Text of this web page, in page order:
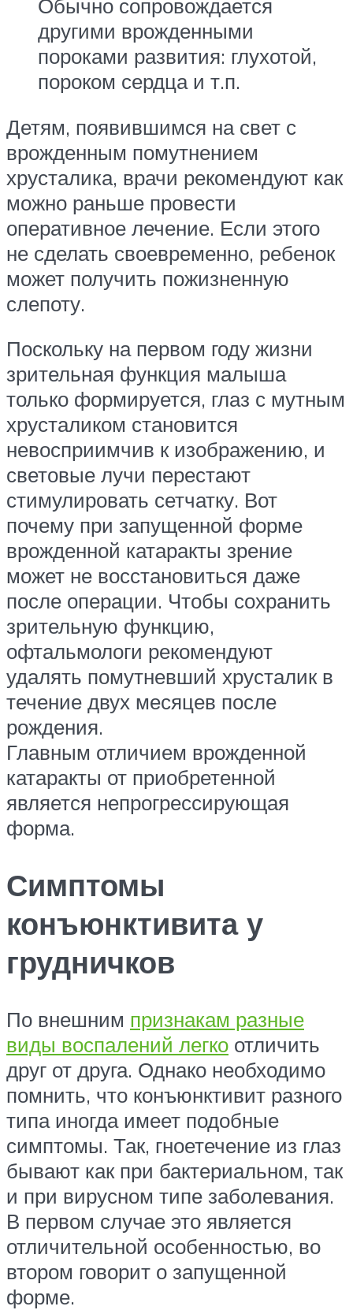
Обычно сопровождается
другими врожденными
пороками развития: глухотой,
пороком сердца и т.п.
Детям, появившимся на свет с
врожденным помутнением
хрусталика, врачи рекомендуют как
можно раньше провести
оперативное лечение. Если этого
не сделать своевременно, ребенок
может получить пожизненную
слепоту.
Поскольку на первом году жизни
зрительная функция малыша
только формируется, глаз с мутным
хрусталиком становится
невосприимчив к изображению, и
световые лучи перестают
стимулировать сетчатку. Вот
почему при запущенной форме
врожденной катаракты зрение
может не восстановиться даже
после операции. Чтобы сохранить
зрительную функцию,
офтальмологи рекомендуют
удалять помутневший хрусталик в
течение двух месяцев после
рождения.
Главным отличием врожденной
катаракты от приобретенной
является непрогрессирующая
форма.
Симптомы
конъюнктивита у
грудничков
По внешним признакам разные
виды воспалений легко отличить
друг от друга. Однако необходимо
помнить, что конъюнктивит разного
типа иногда имеет подобные
симптомы. Так, гноетечение из глаз
бывают как при бактериальном, так
и при вирусном типе заболевания.
В первом случае это является
отличительной особенностью, во
втором говорит о запущенной
форме.